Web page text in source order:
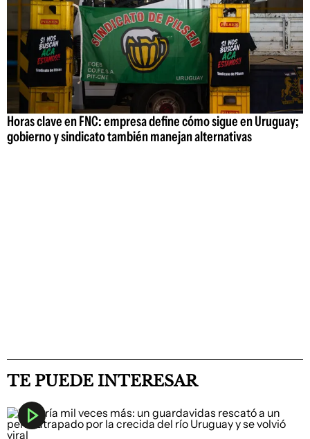
Horas clave en FNC: empresa define cómo sigue en Uruguay;
gobierno y sindicato también manejan alternativas
TE PUEDE INTERESAR